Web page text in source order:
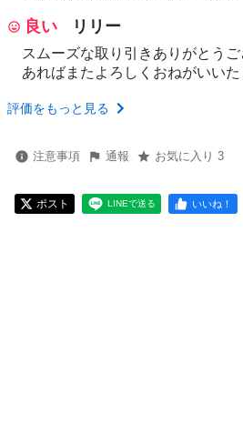
良い リリー
スムーズな取り引きありがとう
あればまたよろしくおねがいいた
評価をもっと見る
注意事項 通報 お気に入り 3
ポスト LINEで送る いいね！